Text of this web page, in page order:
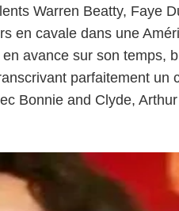
Warren Beatty, Faye
en cavale dans une
avance sur son temps,
parfaitement un
Bonnie and Clyde,